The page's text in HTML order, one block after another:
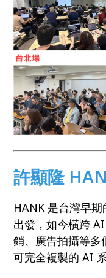
許顯隆
HANK 是台灣早
出發，如今橫跨
銷、廣告拍攝等多
可完全複製的 AI